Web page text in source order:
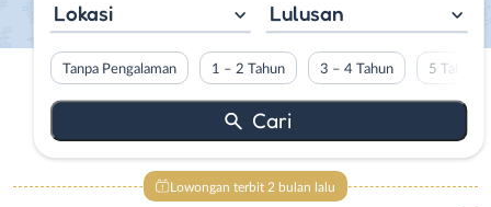
Lokasi Lulusan
Tanpa Pengalaman 1 – 2 Tahun 3 – 4 Tahun 5 Tahun
Lowongan terbit 2 bulan lalu